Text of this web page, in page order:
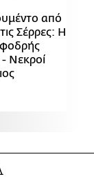
από
Σέρρες: Η
Νεκροί